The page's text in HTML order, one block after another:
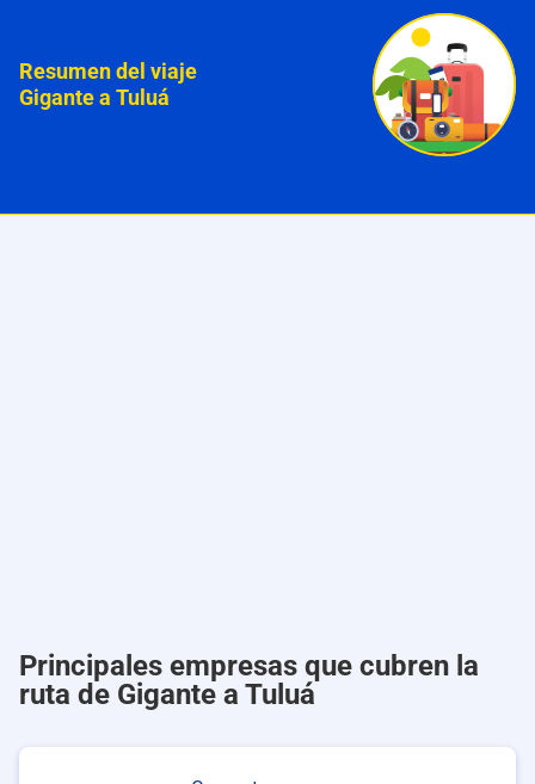
Resumen del viaje
Gigante a Tuluá
Principales empresas que cubren la
ruta de Gigante a Tuluá